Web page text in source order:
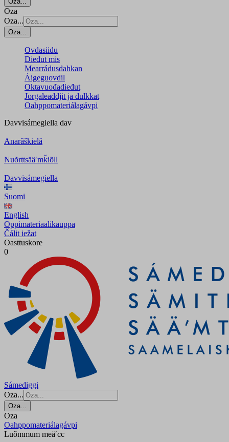
Oza
Oza...
Oza...
Ovdasiidu
Dieđut mis
Mearrádusdahkan
Áigeguovdil
Oktavuođadieđut
Jorgaleaddjit ja dulkkat
Oahppomateriálagávpi
Davvisámegiella dav
Anarâškielâ
Nuõrttsääʹmǩiõll
Davvisámegiella
Suomi
English
Oppimateriaalikauppa
Čálit iežat
Oasttuskore
0
Sámediggi
Oza...
Oza...
Oza
Oahppomateriálagávpi
Luõmmum meäʹcc